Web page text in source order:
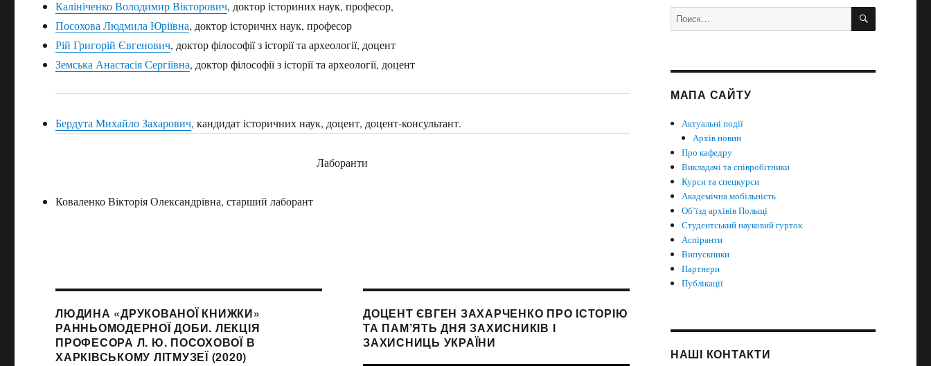
Калініченко Володимир Вікторович, доктор істориних наук, професор,
Посохова Людмила Юріївна, доктор історичнх наук, професор
Рій Григорій Євгенович, доктор філософії з історії та археології, доцент
Земська Анастасія Сергіївна, доктор філософії з історії та археології, доцент
Бердута Михайло Захарович, кандидат історичних наук, доцент, доцент-консультант.
Лаборанти
Коваленко Вікторія Олександрівна, старший лаборант
ЛЮДИНА «ДРУКОВАНОЇ КНИЖКИ»
РАННЬОМОДЕРНОЇ ДОБИ. ЛЕКЦІЯ
ПРОФЕСОРА Л. Ю. ПОСОХОВОЇ В
ХАРКІВСЬКОМУ ЛІТМУЗЕЇ (2020)
ДОЦЕНТ ЄВГЕН ЗАХАРЧЕНКО ПРО ІСТОРІЮ
ТА ПАМ’ЯТЬ ДНЯ ЗАХИСНИКІВ І
ЗАХИСНИЦЬ УКРАЇНИ
Искать: ПОИСК
МАПА САЙТУ
Актуальні події
Архів новин
Про кафедру
Викладачі та співробітники
Курси та спецкурси
Академічна мобільність
Об’їзд архівів Польщі
Студентський науковий гурток
Аспіранти
Випускники
Партнери
Публікації
НАШІ КОНТАКТИ